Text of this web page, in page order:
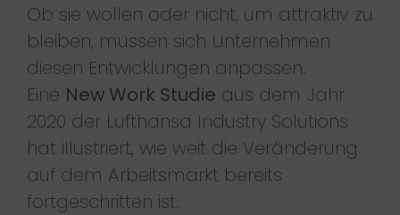
Ob sie wollen oder nicht, um attraktiv zu
bleiben, müssen sich Unternehmen
diesen Entwicklungen anpassen.
Eine New Work Studie aus dem Jahr
2020 der Lufthansa Industry Solutions
hat illustriert, wie weit die Veränderung
auf dem Arbeitsmarkt bereits
fortgeschritten ist.